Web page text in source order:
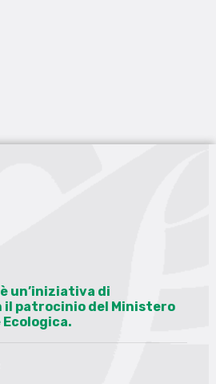
un’iniziativa di
il patrocinio del Ministero